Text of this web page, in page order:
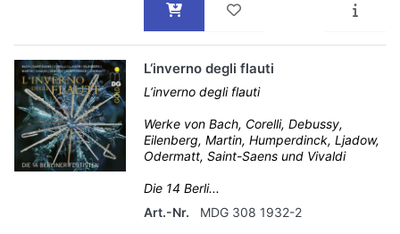
L‘inverno degli flauti
L‘inverno degli flauti
Werke von Bach, Corelli, Debussy,
Eilenberg, Martin, Humperdinck, Ljadow,
Odermatt, Saint-Saens und Vivaldi
Die 14 Berli...
Art.-Nr.
MDG 308 1932-2